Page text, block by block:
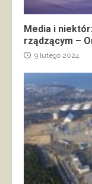
Media i
rządzącym –
9 lutego 2024